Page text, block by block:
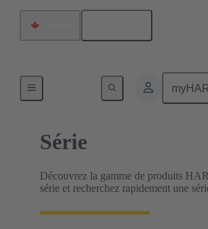
Série
Découvrez la gamme de produits
série et recherchez rapidement une